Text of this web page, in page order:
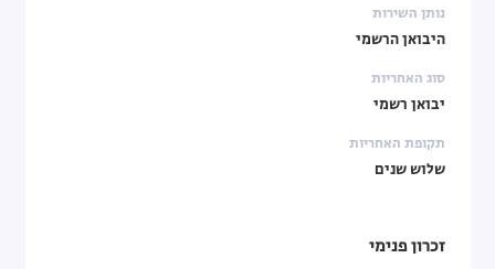
נותן השירות
היבואן הרשמי
סוג האחריות
יבואן רשמי
תקופת האחריות
שלוש שנים
זכרון פנימי